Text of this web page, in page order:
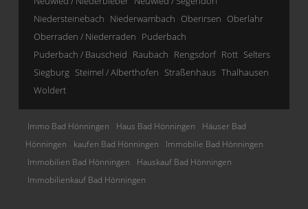
Niedersteinebach Niederwambach Oberirsen Oberlahr
Oberraden / Niederraden Puderbach
Puderbach / Bauscheid Raubach Rengsdorf Rott Selters
Siegburg Steimel / Alberthofen Straßenhaus Thalhausen
Woldert
Immo Bad Hönningen Haus Bad Hönningen
Häuser Bad
Hönningen
kaufen Bad Hönningen
Immobilie Bad Hönningen
Immobilien Bad Hönningen
Hauskauf Bad Hönningen
Immobilienkauf Bad Hönningen